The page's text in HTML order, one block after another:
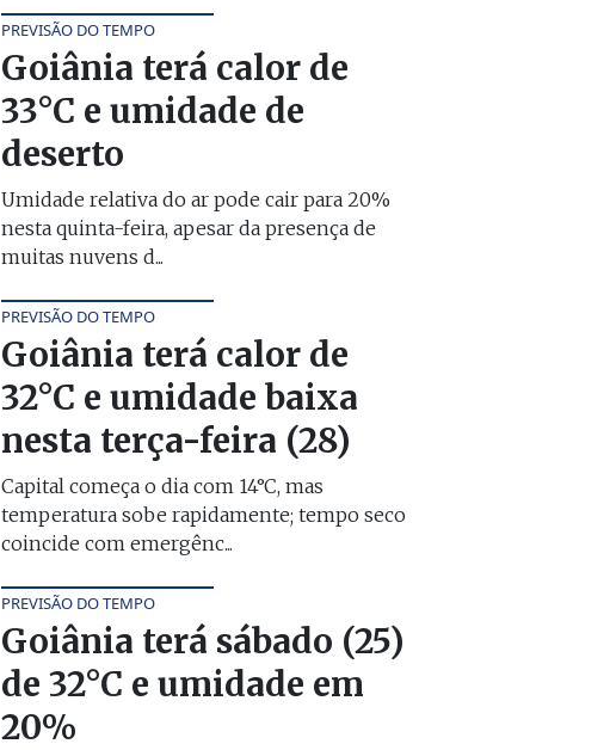
PREVISÃO DO TEMPO
Goiânia terá calor de
33°C e umidade de
deserto
Umidade relativa do ar pode cair para 20%
nesta quinta-feira, apesar da presença de
muitas nuvens d...
PREVISÃO DO TEMPO
Goiânia terá calor de
32°C e umidade baixa
nesta terça-feira (28)
Capital começa o dia com 14°C, mas
temperatura sobe rapidamente; tempo seco
coincide com emergênc...
PREVISÃO DO TEMPO
Goiânia terá sábado (25)
de 32°C e umidade em
20%